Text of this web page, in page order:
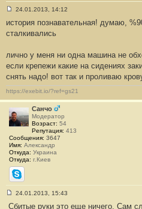
о
б
н
и
#
3
3
24.01.2013, 14:12
история познавательная! думаю,
сталкивались
лично у меня ни одна машина не
если крепежи какие на сидениях
снять надо! вот так и проливаю
https://exebit.io/?ref=gs21
Санчо
Модератор
Возраст: 54
Репутация: 413
Сообщения: 3647
Имя: Александр
Откуда: Украина
Откуда: г.Киев
Skype
о
24.01.2013, 15:43
Сбитые руки это еще ничего. Сам